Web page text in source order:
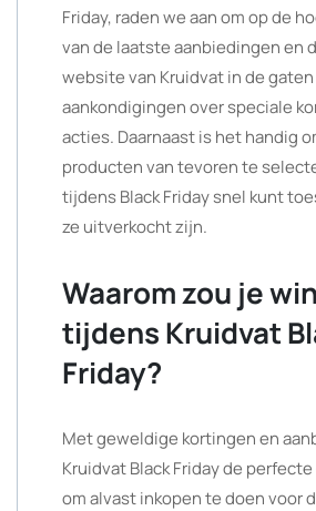
Friday, raden we aan om op de
van de laatste aanbiedingen en
website van Kruidvat in de
aankondigingen over speciale
acties. Daarnaast is het handig
producten van tevoren te
tijdens Black Friday snel kunt
ze uitverkocht zijn.
Waarom zou je
tijdens Kruidvat
Friday?
Met geweldige kortingen en
Kruidvat Black Friday de
om alvast inkopen te doen voor